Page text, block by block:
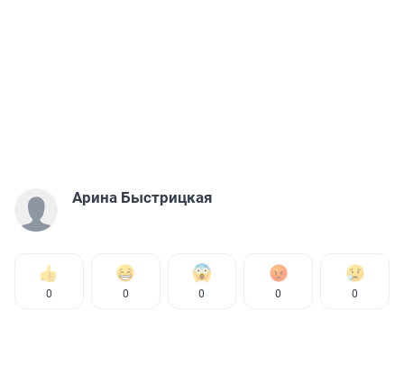
Арина Быстрицкая
0 0 0 0 0